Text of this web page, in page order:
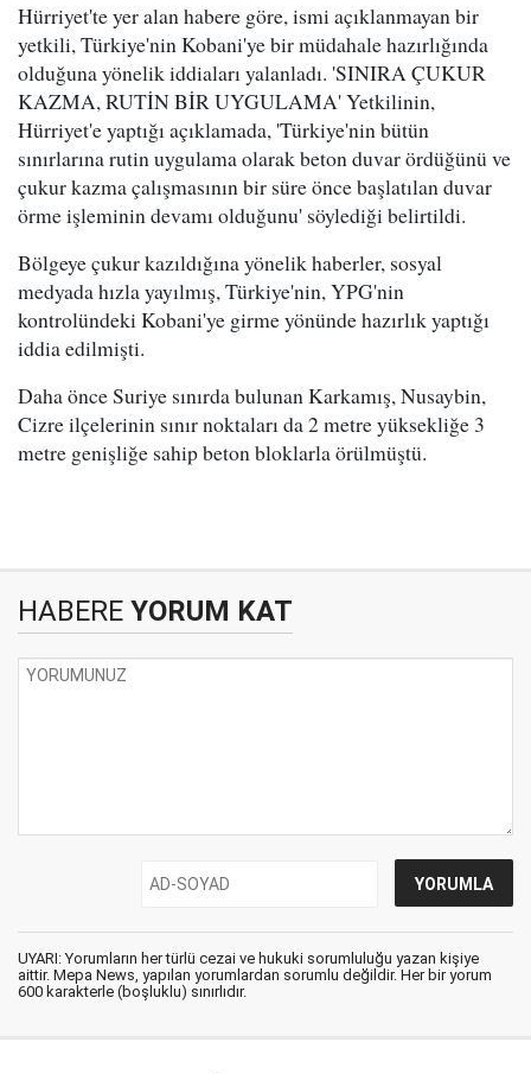
Hürriyet'te yer alan habere göre, ismi açıklanmayan bir
yetkili, Türkiye'nin Kobani'ye bir müdahale hazırlığında
olduğuna yönelik iddiaları yalanladı. 'SINIRA ÇUKUR
KAZMA, RUTİN BİR UYGULAMA' Yetkilinin,
Hürriyet'e yaptığı açıklamada, 'Türkiye'nin bütün
sınırlarına rutin uygulama olarak beton duvar ördüğünü ve
çukur kazma çalışmasının bir süre önce başlatılan duvar
örme işleminin devamı olduğunu' söylediği belirtildi.
Bölgeye çukur kazıldığına yönelik haberler, sosyal
medyada hızla yayılmış, Türkiye'nin, YPG'nin
kontrolündeki Kobani'ye girme yönünde hazırlık yaptığı
iddia edilmişti.
Daha önce Suriye sınırda bulunan Karkamış, Nusaybin,
Cizre ilçelerinin sınır noktaları da 2 metre yüksekliğe 3
metre genişliğe sahip beton bloklarla örülmüştü.
HABERE YORUM KAT
UYARI: Yorumların her türlü cezai ve hukuki sorumluluğu yazan kişiye
aittir. Mepa News, yapılan yorumlardan sorumlu değildir. Her bir yorum
600 karakterle (boşluklu) sınırlıdır.